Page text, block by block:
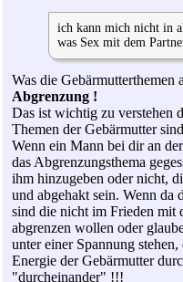
ich kann mich nicht in
was Sex mit dem
Was die Gebärmutterthemen
Abgrenzung !
Das ist wichtig zu verstehen
Themen der Gebärmutter
Wenn ein Mann bei dir an
das Abgrenzungsthema
ihm hinzugeben oder nicht,
und abgehakt sein. Wenn da
sind die nicht im Frieden mit
abgrenzen wollen oder
unter einer Spannung
Energie der Gebärmutter
"durcheinander" !!!